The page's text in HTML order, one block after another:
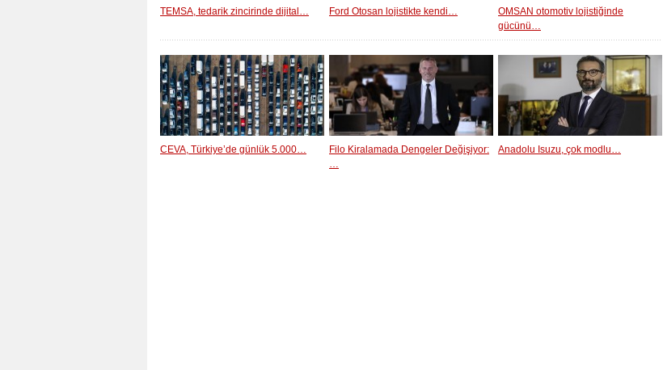
TEMSA, tedarik zincirinde dijital… Ford Otosan lojistikte kendi…
OMSAN otomotiv lojistiğinde
gücünü…
CEVA, Türkiye’de günlük 5.000…
Filo Kiralamada Dengeler Değişiyor:
…
Anadolu Isuzu, çok modlu…